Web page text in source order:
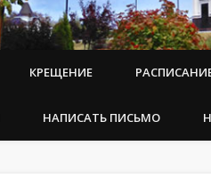
КРЕЩЕНИЕ
НАПИСАТЬ ПИСЬМО